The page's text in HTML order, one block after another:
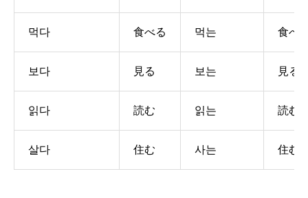
먹다 食べる 먹는 食べ
보다 見る 보는 見る
읽다 読む 읽는 読む
살다 住む 사는 住む